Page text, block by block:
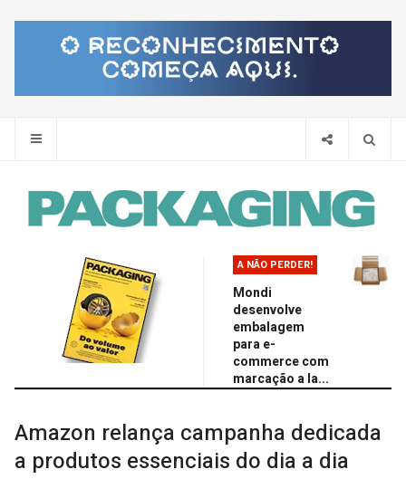
A NÃO PERDER!
Mondi
desenvolve
embalagem
para e-
commerce com
marcação a la...
Amazon relança campanha dedicada
a produtos essenciais do dia a dia